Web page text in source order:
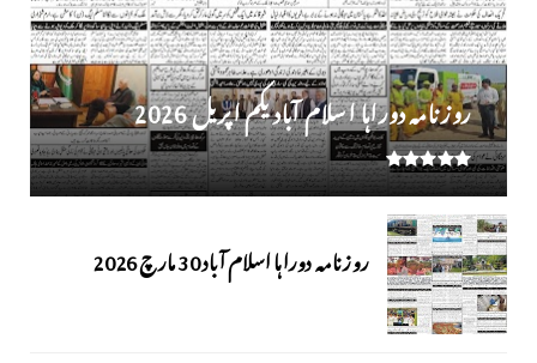
روز نامہ دوراہا اسلام آباد یکم اپریل 2026
روزنامہ دوراہا اسلام آباد 30 مارچ 2026